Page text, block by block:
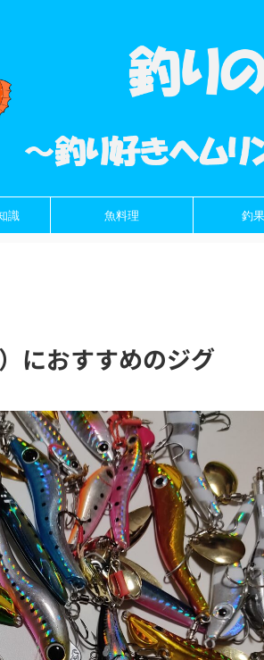
識 魚料理 釣
におすすめのジグ